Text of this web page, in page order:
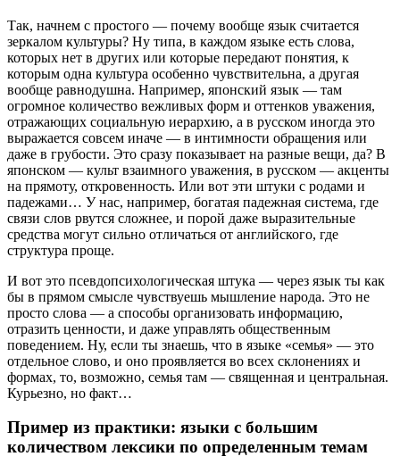
Так, начнем с простого — почему вообще язык считается
зеркалом культуры? Ну типа, в каждом языке есть слова,
которых нет в других или которые передают понятия, к
которым одна культура особенно чувствительна, а другая
вообще равнодушна. Например, японский язык — там
огромное количество вежливых форм и оттенков уважения,
отражающих социальную иерархию, а в русском иногда это
выражается совсем иначе — в интимности обращения или
даже в грубости. Это сразу показывает на разные вещи, да? В
японском — культ взаимного уважения, в русском — акценты
на прямоту, откровенность. Или вот эти штуки с родами и
падежами… У нас, например, богатая падежная система, где
связи слов рвутся сложнее, и порой даже выразительные
средства могут сильно отличаться от английского, где
структура проще.
И вот это псевдопсихологическая штука — через язык ты как
бы в прямом смысле чувствуешь мышление народа. Это не
просто слова — а способы организовать информацию,
отразить ценности, и даже управлять общественным
поведением. Ну, если ты знаешь, что в языке «семья» — это
отдельное слово, и оно проявляется во всех склонениях и
формах, то, возможно, семья там — священная и центральная.
Курьезно, но факт…
Пример из практики: языки с большим
количеством лексики по определенным темам